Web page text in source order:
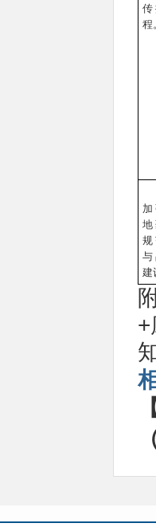
程
建